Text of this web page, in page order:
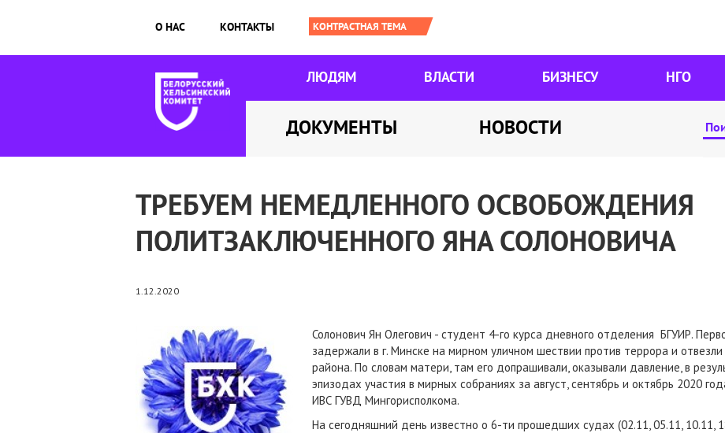
О НАС КОНТАКТЫ
ЛЮДЯМ ВЛАСТИ БИЗНЕСУ НГО
ДОКУМЕНТЫ НОВОСТИ
ТРЕБУЕМ НЕМЕДЛЕННОГО ОСВОБОЖДЕНИЯ
ПОЛИТЗАКЛЮЧЕННОГО ЯНА СОЛОНОВИЧА
1.12.2020
Солонович Ян Олегович - студент 4-го курса дневного отделения БГУИР.
задержали в г. Минске на мирном уличном шествии против террора и
района. По словам матери, там его допрашивали, оказывали давление, в
эпизодах участия в мирных собраниях за август, сентябрь и октябрь 2020
ИВС ГУВД Мингорисполкома.
На сегодняшний день известно о 6-ти прошедших судах (02.11, 05.11, 10.11,